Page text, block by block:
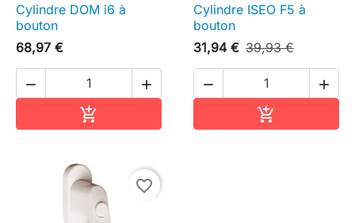
Cylindre DOM i6 à
bouton
68,97 €
 

Cylindre ISEO F5 à
bouton
31,94 € 39,93 €
 

favorite_border